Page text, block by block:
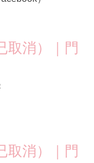
取消）｜門
取消）｜門